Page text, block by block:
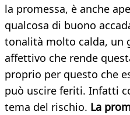
la promessa, è anche
qualcosa di buono
tonalità molto calda, un
affettivo che rende
proprio per questo che
può uscire feriti. Infatti
tema del rischio. La